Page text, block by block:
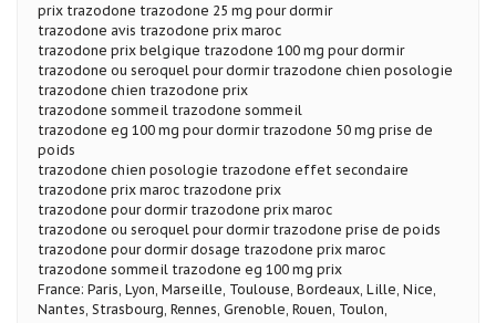
prix trazodone trazodone 25 mg pour dormir
trazodone avis trazodone prix maroc
trazodone prix belgique trazodone 100 mg pour dormir
trazodone ou seroquel pour dormir trazodone chien posologie
trazodone chien trazodone prix
trazodone sommeil trazodone sommeil
trazodone eg 100 mg pour dormir trazodone 50 mg prise de
poids
trazodone chien posologie trazodone effet secondaire
trazodone prix maroc trazodone prix
trazodone pour dormir trazodone prix maroc
trazodone ou seroquel pour dormir trazodone prise de poids
trazodone pour dormir dosage trazodone prix maroc
trazodone sommeil trazodone eg 100 mg prix
France: Paris, Lyon, Marseille, Toulouse, Bordeaux, Lille, Nice,
Nantes, Strasbourg, Rennes, Grenoble, Rouen, Toulon,